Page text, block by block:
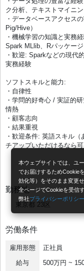
本ウェブサイトでは、ユ
でお届けするためCookie
効化等）をそのまま変更
全ページでCookieを受信
弊社プライバシーポリシー
ク分析、テキストマイニン
・データベースアクセス
Pig/Hive）
・機械学習の知識と実務
Spark MLlib、Rパッケージ
・歓迎: Sparkなどの現代
実務経験
ソフトスキルと能力:
・自律性
・学問的好奇心 / 実証的
情熱
・顧客志向
・結果重視
・歓迎条件: 英語スキル
チアップいただけるなら可
勤務地
東京都 23区
労働条件
雇用形態
正社員
給与
500万円 ~